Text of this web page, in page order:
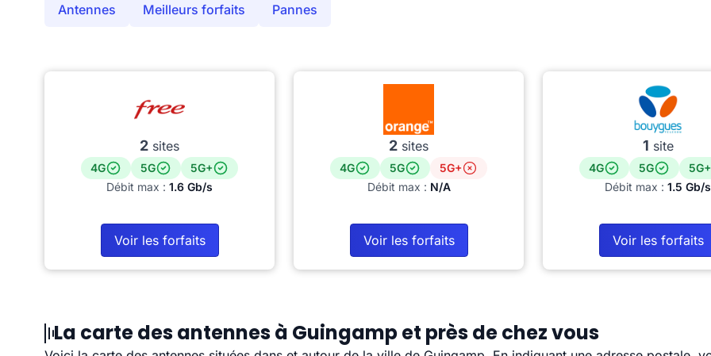
Antennes Meilleurs forfaits Pannes
2 sites
4G 5G
5G+
Débit max : 1.6 Gb/s
Voir les forfaits
2 sites
4G 5G
5G+
Débit max : N/A
Voir les forfaits
1 site
4G 5G
5G+
Débit max : 1.5 Gb/s
Voir les forfaits
La carte des antennes à Guingamp et près de chez vous